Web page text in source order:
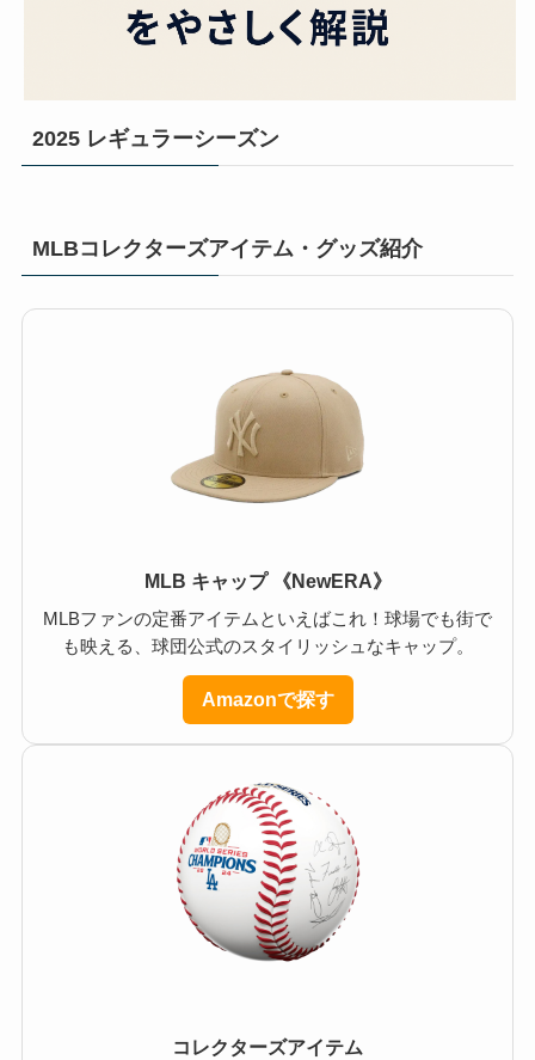
2025 レギュラーシーズン
MLBコレクターズアイテム・グッズ紹介
MLB キャップ 《NewERA》
MLBファンの定番アイテムといえばこれ！球場でも街で
も映える、球団公式のスタイリッシュなキャップ。
Amazonで探す
コレクターズアイテム